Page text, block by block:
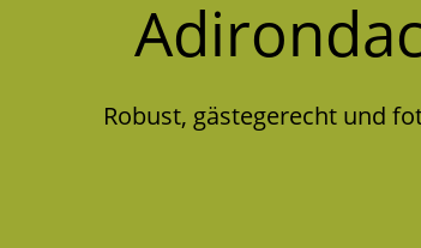
Robust, gästegerecht und